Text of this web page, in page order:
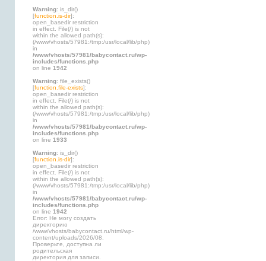
Warning: is_dir()
[function.is-dir]:
open_basedir restriction
in effect. File(/) is not
within the allowed path(s):
(/www/vhosts/57981:/tmp:/usr/local/lib/php)
in
/www/vhosts/57981/babycontact.ru/wp-
includes/functions.php
on line 1942
Warning: file_exists()
[function.file-exists]:
open_basedir restriction
in effect. File(/) is not
within the allowed path(s):
(/www/vhosts/57981:/tmp:/usr/local/lib/php)
in
/www/vhosts/57981/babycontact.ru/wp-
includes/functions.php
on line 1933
Warning: is_dir()
[function.is-dir]:
open_basedir restriction
in effect. File(/) is not
within the allowed path(s):
(/www/vhosts/57981:/tmp:/usr/local/lib/php)
in
/www/vhosts/57981/babycontact.ru/wp-
includes/functions.php
on line 1942
Error: Не могу создать
директорию
/www/vhosts/babycontact.ru/html/wp-
content/uploads/2026/08.
Проверьте, доступна ли
родительская
директория для записи.